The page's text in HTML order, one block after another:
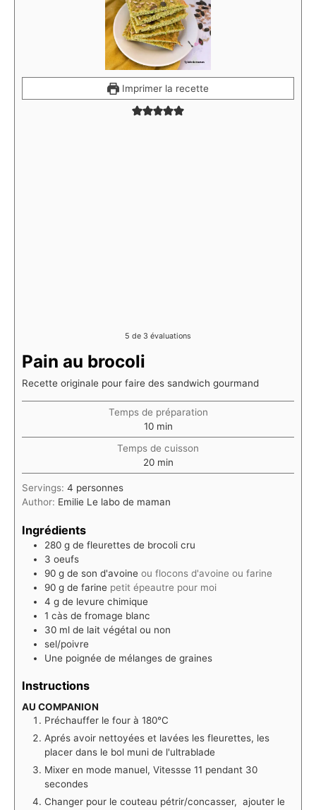
Imprimer la recette
5 de 3 évaluations
Pain au brocoli
Recette originale pour faire des sandwich gourmand
Temps de préparation
10minutes
min
Temps de cuisson
20minutes
min
Servings: 4 personnes
Author: Emilie Le labo de maman
Ingrédients
280 g de fleurettes de brocoli cru
3 oeufs
90 g de son d'avoine ou flocons d'avoine ou farine
90 g de farine petit épeautre pour moi
4 g de levure chimique
1 càs de fromage blanc
30 ml de lait végétal ou non
sel/poivre
Une poignée de mélanges de graines
Instructions
AU COMPANION
Préchauffer le four à 180°C
Aprés avoir nettoyées et lavées les fleurettes, les
placer dans le bol muni de l'ultrablade
Mixer en mode manuel, Vitessse 11 pendant 30
secondes
Changer pour le couteau pétrir/concasser, ajouter le